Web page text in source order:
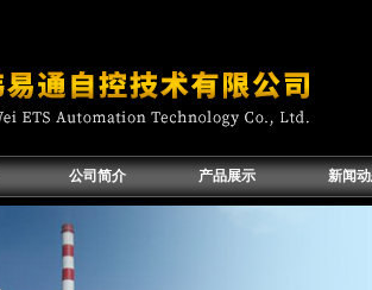
公司简介 产品展示 新闻